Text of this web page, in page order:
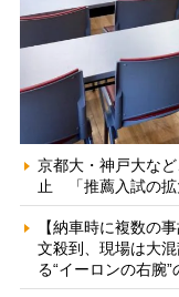
京都大・神戸大な
止 「推薦入試の拡
【納車時に複数の
文殺到、現場は大
る“イーロンの右腕”